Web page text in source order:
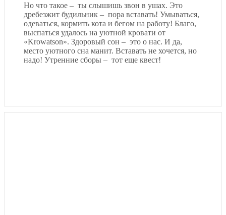
Но что такое – ты слышишь звон в ушах. Это
дребезжит будильник – пора вставать! Умываться,
одеваться, кормить кота и бегом на работу! Благо,
выспаться удалось на уютной кровати от
«Krowatson». Здоровый сон – это о нас. И да,
место уютного сна манит. Вставать не хочется, но
надо! Утренние сборы – тот еще квест!